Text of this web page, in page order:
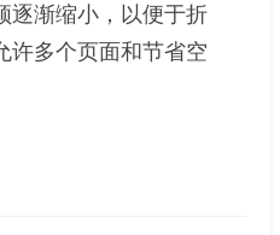
逐渐缩小，以便于折
许多个页面和节省空